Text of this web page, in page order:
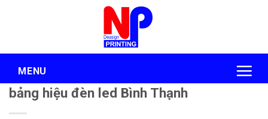
MENU
bảng hiệu đèn led Bình Thạnh